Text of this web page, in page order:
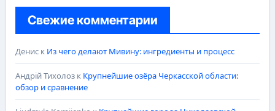
Свежие комментарии
Дениск Из чего делают Мивину: ингредиенты и процесс
Андрій Тихолозк Крупнейшие озёра Черкасской области:
обзор и сравнение